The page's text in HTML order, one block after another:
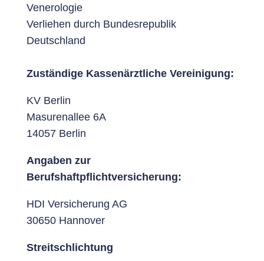
Venerologie
Verliehen durch Bundesrepublik
Deutschland
Zuständige Kassenärztliche Vereinigung:
KV Berlin
Masurenallee 6A
14057 Berlin
Angaben zur
Berufshaftpflichtversicherung:
HDI Versicherung AG
30650 Hannover
Streitschlichtung